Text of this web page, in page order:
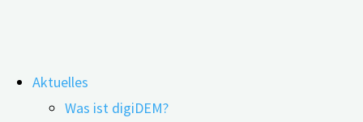
Inhalt
springen
Aktuelles
Was ist digiDEM?
Webinar: Ehrenamt & Demenz